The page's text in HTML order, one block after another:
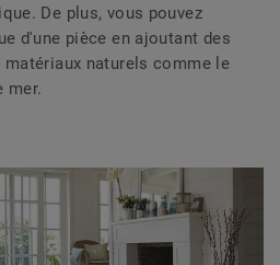
De plus, vous pouvez
d'une pièce en ajoutant des
naturels comme le
mer.